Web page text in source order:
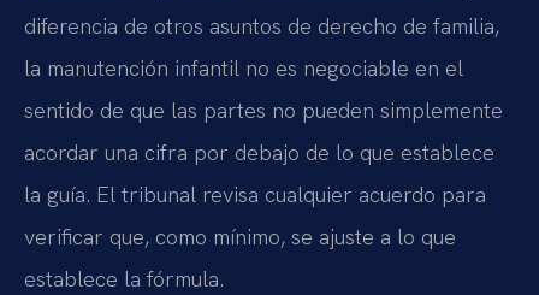
diferencia de otros asuntos de derecho de familia,
la manutención infantil no es negociable en el
sentido de que las partes no pueden simplemente
acordar una cifra por debajo de lo que establece
la guía. El tribunal revisa cualquier acuerdo para
verificar que, como mínimo, se ajuste a lo que
establece la fórmula.